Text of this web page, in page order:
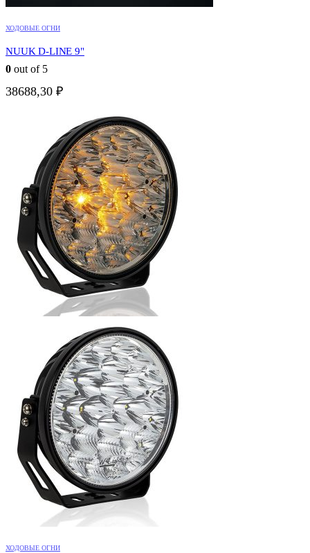
ХОДОВЫЕ ОГНИ
NUUK D-LINE 9"
0 out of 5
38688,30 ₽
ХОДОВЫЕ ОГНИ